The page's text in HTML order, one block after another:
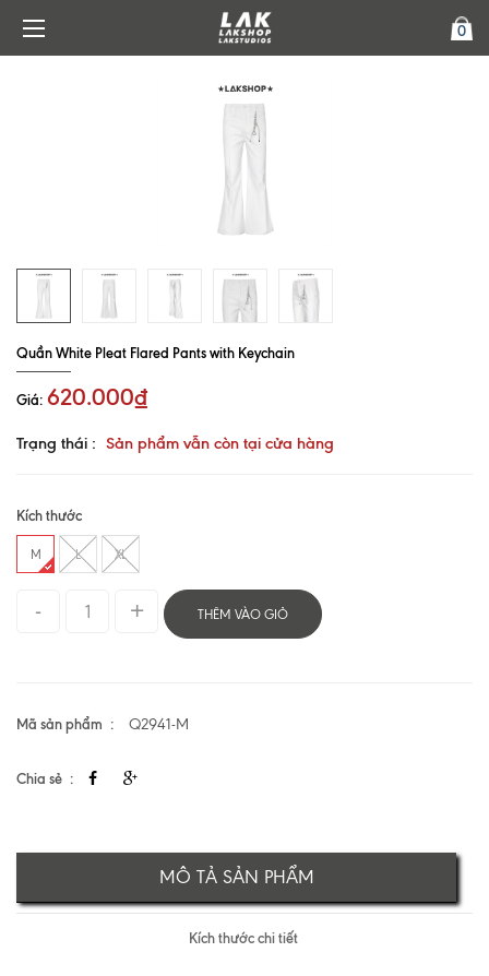
0
Quần White Pleat Flared Pants with Keychain
Giá: 620.000₫
Trạng thái : Sản phẩm vẫn còn tại cửa hàng
Kích thước
M L XL
THÊM VÀO GIỎ
Mã sản phẩm Q2941-M
Chia sẻ
MÔ TẢ SẢN PHẨM
Kích thước chi tiết